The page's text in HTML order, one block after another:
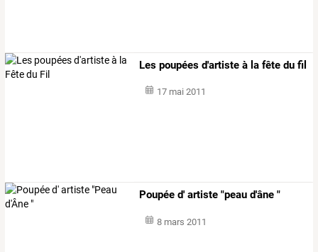
Les poupées d'artiste à la fête du fil
17 mai 2011
Poupée d' artiste "peau d'âne "
8 mars 2011